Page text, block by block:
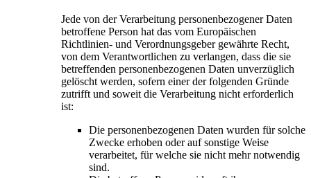
Jede von der Verarbeitung personenbezogener Daten
betroffene Person hat das vom Europäischen
Richtlinien- und Verordnungsgeber gewährte Recht,
von dem Verantwortlichen zu verlangen, dass die sie
betreffenden personenbezogenen Daten unverzüglich
gelöscht werden, sofern einer der folgenden Gründe
zutrifft und soweit die Verarbeitung nicht erforderlich
ist:
Die personenbezogenen Daten wurden für solche
Zwecke erhoben oder auf sonstige Weise
verarbeitet, für welche sie nicht mehr notwendig
sind.